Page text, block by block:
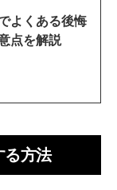
よくある後悔
点を解説
る方法